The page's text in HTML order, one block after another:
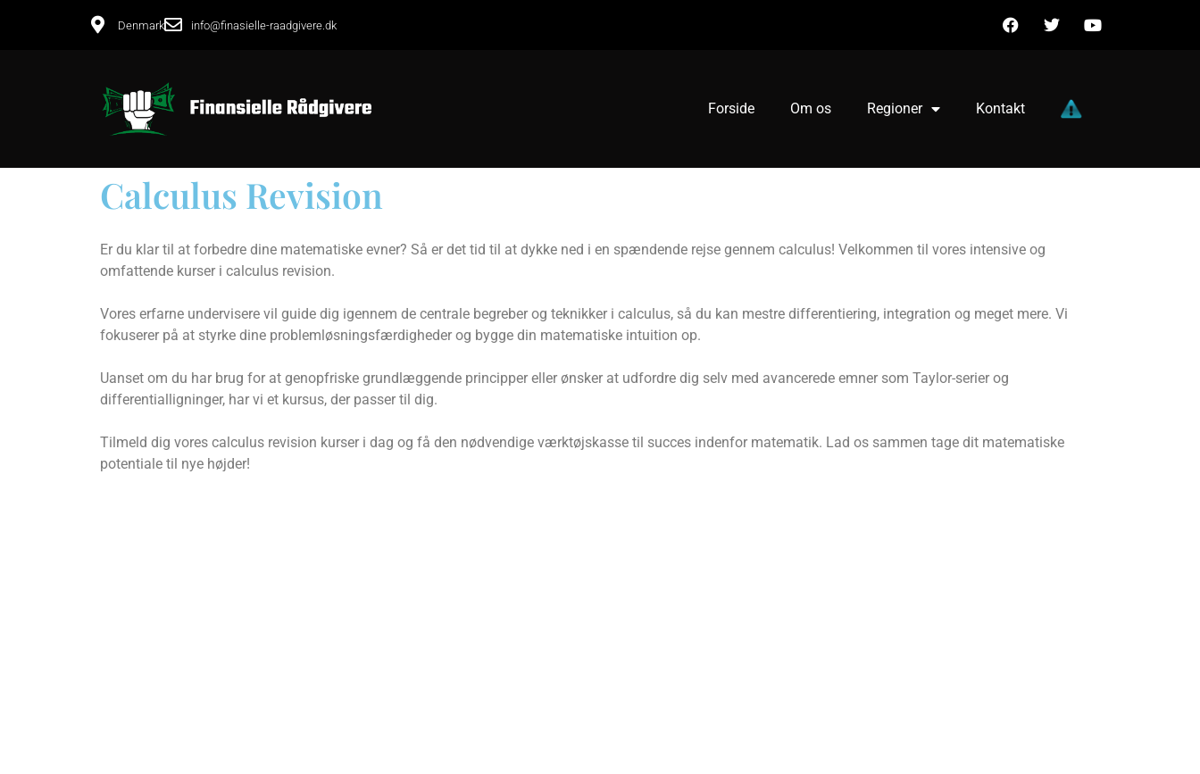
Denmark info@finasielle-raadgivere.dk
Forside Om os Regioner Kontakt
Calculus Revision
Er du klar til at forbedre dine matematiske evner? Så er det tid til at dykke ned i en spændende rejse gennem calculus! Velkommen til vores intensive og
omfattende kurser i calculus revision.
Vores erfarne undervisere vil guide dig igennem de centrale begreber og teknikker i calculus, så du kan mestre differentiering, integration og meget mere. Vi
fokuserer på at styrke dine problemløsningsfærdigheder og bygge din matematiske intuition op.
Uanset om du har brug for at genopfriske grundlæggende principper eller ønsker at udfordre dig selv med avancerede emner som Taylor-serier og
differentialligninger, har vi et kursus, der passer til dig.
Tilmeld dig vores calculus revision kurser i dag og få den nødvendige værktøjskasse til succes indenfor matematik. Lad os sammen tage dit matematiske
potentiale til nye højder!